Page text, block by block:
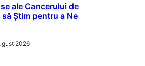
ale Cancerului de
Știm pentru a Ne
2026